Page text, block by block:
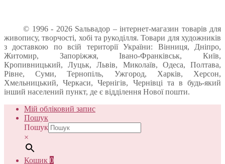
© 1996 - 2026 Sальвадор – інтернет-магазин товарів для
живопису, творчості, хобі та рукоділля. Товари для художників
з доставкою по всій території України: Вінниця, Дніпро,
Житомир, Запоріжжя, Івано-Франківськ, Київ,
Кропивницький, Луцьк, Львів, Миколаїв, Одеса, Полтава,
Рівне, Суми, Тернопіль, Ужгород, Харків, Херсон,
Хмельницький, Черкаси, Чернігів, Чернівці та в будь-який
інший населений пункт, де є відділення Нової пошти.
Мій обліковий запис
Пошук
Пошук
×
Кошик 0